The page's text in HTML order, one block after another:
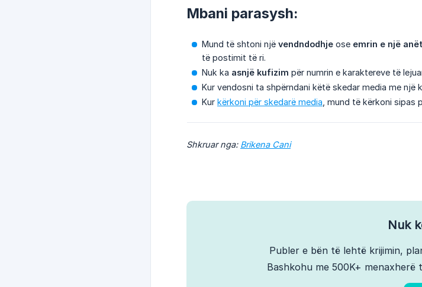
Mbani parasysh:
Mund të shtoni një vendndodhje ose emrin e një
të postimit të ri.
Nuk ka asnjë kufizim për numrin e karaktereve të
Kur vendosni ta shpërndani këtë skedar media me
Kur kërkoni për skedarë media , mund të kërkoni
Shkruar nga: Brikena Cani
Nuk
Publer e bën të lehtë krijimin,
Bashkohu me 500K+ menaxherë